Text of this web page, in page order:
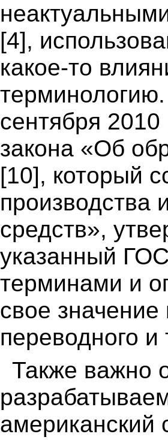
[4],
какое-то
сентября
закона «Об
[10], который
производства
средств»,
указанный
терминами и
свое значение
переводного и
Также важно
американский